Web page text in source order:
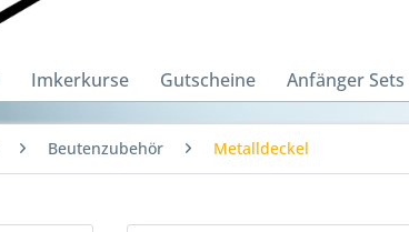
Imkerkurse Gutscheine Anfänger Sets
Beutenzubehör Metalldeckel